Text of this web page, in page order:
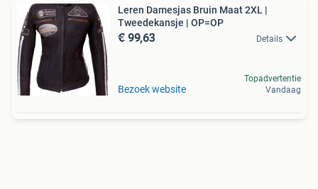
Leren Damesjas Bruin Maat 2XL |
Tweedekansje | OP=OP
€ 99,63 Details
Bezoek website
Topadvertentie
Vandaag